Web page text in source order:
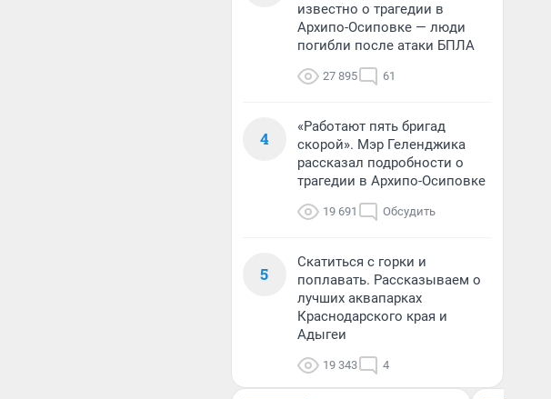
известно о трагедии в
Архипо-Осиповке — люди
погибли после атаки БПЛА
27 895 61
4
«Работают пять бригад
скорой». Мэр Геленджика
рассказал подробности о
трагедии в Архипо-Осиповке
19 691 Обсудить
5
Скатиться с горки и
поплавать. Рассказываем о
лучших аквапарках
Краснодарского края и
Адыгеи
19 343 4